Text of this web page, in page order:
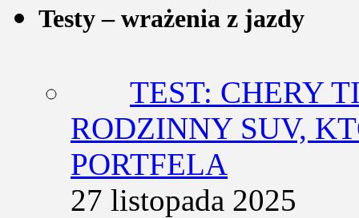
Testy – wrażenia z jazdy
TEST: CHERY
RODZINNY SUV,
PORTFELA
27 listopada 2025